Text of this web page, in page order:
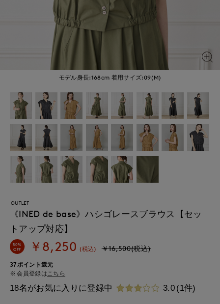
モデル身長:168cm 着用サイズ:09(M)
OUTLET
《INED de base》ハシゴレースブラウス【セッ
トアップ対応】
50%
OFF ￥8,250 (税込) ￥16,500(税込)
37ポイント還元
会員登録はこちら
18名がお気に入りに登録中 3.0 (1件)